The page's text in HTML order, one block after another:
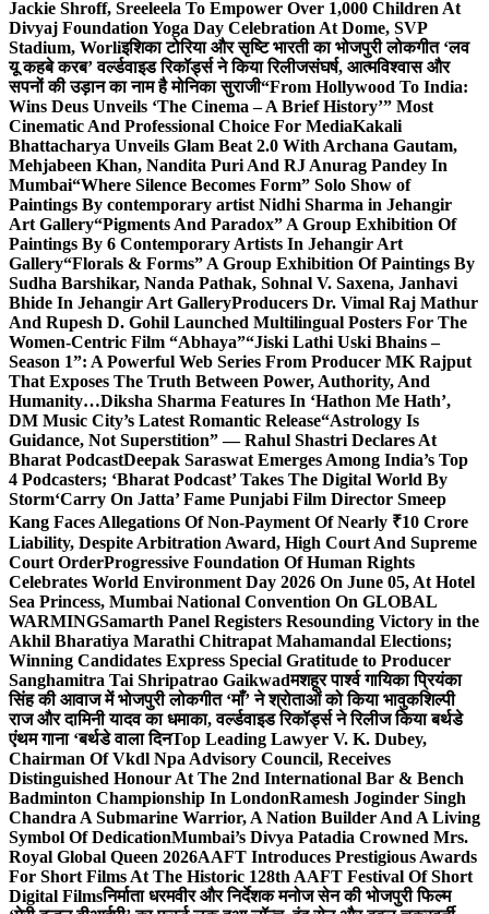
Jackie Shroff, Sreeleela To Empower Over 1,000 Children At
Divyaj Foundation Yoga Day Celebration At Dome, SVP
Stadium, Worliइशिका टोरिया और सृष्टि भारती का भोजपुरी लोकगीत ‘लव
यू कहबे करब’ वर्ल्डवाइड रिकॉर्ड्स ने किया रिलीजसंघर्ष, आत्मविश्वास और
सपनों की उड़ान का नाम है मोनिका सुराजी“From Hollywood To India:
Wins Deus Unveils ‘The Cinema – A Brief History’” Most
Cinematic And Professional Choice For MediaKakali
Bhattacharya Unveils Glam Beat 2.0 With Archana Gautam,
Mehjabeen Khan, Nandita Puri And RJ Anurag Pandey In
Mumbai“Where Silence Becomes Form” Solo Show of
Paintings By contemporary artist Nidhi Sharma in Jehangir
Art Gallery“Pigments And Paradox” A Group Exhibition Of
Paintings By 6 Contemporary Artists In Jehangir Art
Gallery“Florals & Forms” A Group Exhibition Of Paintings By
Sudha Barshikar, Nanda Pathak, Sohnal V. Saxena, Janhavi
Bhide In Jehangir Art GalleryProducers Dr. Vimal Raj Mathur
And Rupesh D. Gohil Launched Multilingual Posters For The
Women-Centric Film “Abhaya”“Jiski Lathi Uski Bhains –
Season 1”: A Powerful Web Series From Producer MK Rajput
That Exposes The Truth Between Power, Authority, And
Humanity…Diksha Sharma Features In ‘Hathon Me Hath’,
DM Music City’s Latest Romantic Release“Astrology Is
Guidance, Not Superstition” — Rahul Shastri Declares At
Bharat PodcastDeepak Saraswat Emerges Among India’s Top
4 Podcasters; ‘Bharat Podcast’ Takes The Digital World By
Storm‘Carry On Jatta’ Fame Punjabi Film Director Smeep
Kang Faces Allegations Of Non-Payment Of Nearly ₹10 Crore
Liability, Despite Arbitration Award, High Court And Supreme
Court OrderProgressive Foundation Of Human Rights
Celebrates World Environment Day 2026 On June 05, At Hotel
Sea Princess, Mumbai National Convention On GLOBAL
WARMINGSamarth Panel Registers Resounding Victory in the
Akhil Bharatiya Marathi Chitrapat Mahamandal Elections;
Winning Candidates Express Special Gratitude to Producer
Sanghamitra Tai Shripatrao Gaikwadमशहूर पार्श्व गायिका प्रियंका
सिंह की आवाज में भोजपुरी लोकगीत ‘माँ’ ने श्रोताओं को किया भावुकशिल्पी
राज और दामिनी यादव का धमाका, वर्ल्डवाइड रिकॉर्ड्स ने रिलीज किया बर्थडे
एंथम गाना ‘बर्थडे वाला दिनTop Leading Lawyer V. K. Dubey,
Chairman Of Vkdl Npa Advisory Council, Receives
Distinguished Honour At The 2nd International Bar & Bench
Badminton Championship In LondonRamesh Joginder Singh
Chandra A Submarine Warrior, A Nation Builder And A Living
Symbol Of DedicationMumbai’s Divya Patadia Crowned Mrs.
Royal Global Queen 2026AAFT Introduces Prestigious Awards
For Short Films At The Historic 128th AAFT Festival Of Short
Digital Filmsनिर्माता धरमवीर और निर्देशक मनोज सेन की भोजपुरी फिल्म